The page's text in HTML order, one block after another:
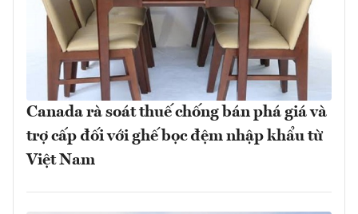
Canada rà soát thuế chống bán phá giá và
trợ cấp đối với ghế bọc đệm nhập khẩu từ
Việt Nam